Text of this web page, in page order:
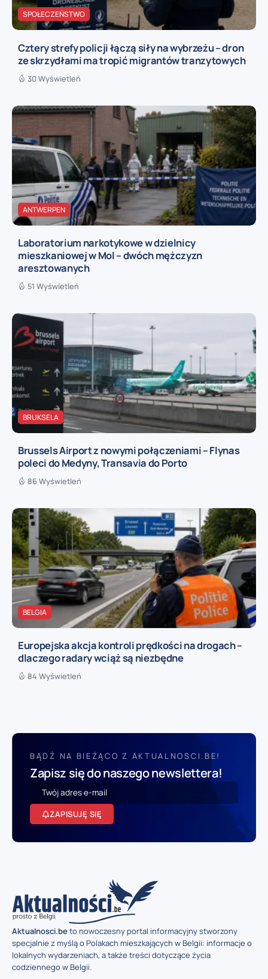
SPOŁECZEŃSTWO
Cztery strefy policji łączą siły na wybrzeżu – dron
ze skrzydłami ma tropić migrantów tranzytowych
30 Wyświetleń
ANTWERPEN
Laboratorium narkotykowe w dzielnicy
mieszkaniowej w Mol – dwóch mężczyzn
aresztowanych
51 Wyświetleń
BRUKSELA
Brussels Airport z nowymi połączeniami – Flynas
poleci do Medyny, Transavia do Porto
86 Wyświetleń
BELGIA
Europejska akcja kontroli prędkości na drogach –
dlaczego radary wciąż są niezbędne
84 Wyświetleń
BĄDŹ NA BIEŻĄCO Z AKTUALNOSCI.BE!
Zapisz się do naszego newslettera!
ZAPISUJĘ SIĘ
Aktualnosci.beto nowoczesny portal informacyjny stworzony
specjalnie z myślą o Polakach mieszkających w Belgii: informacje o
lokalnych wydarzeniach, a także treści dotyczące życia
codziennego w Belgii.